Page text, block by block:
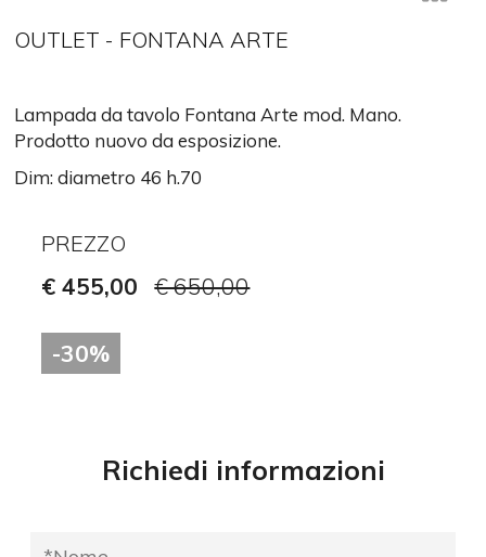
OUTLET - FONTANA ARTE
Lampada da tavolo Fontana Arte mod. Mano.
Prodotto nuovo da esposizione.
Dim: diametro 46 h.70
PREZZO
€ 455,00 € 650,00
-30%
Richiedi informazioni